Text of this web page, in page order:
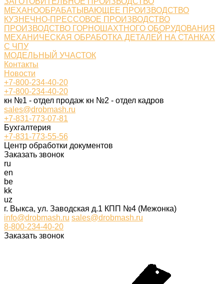
МЕХАНООБРАБАТЫВАЮЩЕЕ ПРОИЗВОДСТВО
КУЗНЕЧНО-ПРЕССОВОЕ ПРОИЗВОДСТВО
ПРОИЗВОДСТВО ГОРНОШАХТНОГО ОБОРУДОВАНИЯ
МЕХАНИЧЕСКАЯ ОБРАБОТКА ДЕТАЛЕЙ НА СТАНКАХ
С ЧПУ
МОДЕЛЬНЫЙ УЧАСТОК
Контакты
Новости
+7-800-234-40-20
+7-800-234-40-20
кн №1 - отдел продаж кн №2 - отдел кадров
sales@drobmash.ru
+7-831-773-07-81
Бухгалтерия
+7-831-773-55-56
Центр обработки документов
Заказать звонок
ru
en
be
kk
uz
г. Выкса, ул. Заводская д.1 КПП №4 (Межонка)
info@drobmash.ru sales@drobmash.ru
8-800-234-40-20
Заказать звонок